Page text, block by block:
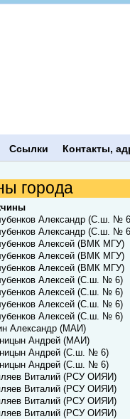
Ссылки Контакты,
города
Александр (С.ш. №
Александр (С.ш. №
Алексей (ВМК МГУ)
Алексей (ВМК МГУ)
Алексей (ВМК МГУ)
Алексей (С.ш. № 6)
Алексей (С.ш. № 6)
Алексей (С.ш. № 6)
Алексей (С.ш. № 6)
Александр (МАИ)
Андрей (МАИ)
Андрей (С.ш. № 6)
Андрей (С.ш. № 6)
Виталий (РСУ ОИЯИ)
Виталий (РСУ ОИЯИ)
Виталий (РСУ ОИЯИ)
Виталий (РСУ ОИЯИ)